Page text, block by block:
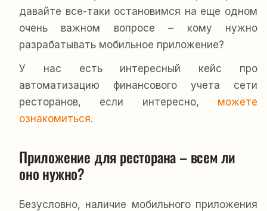
давайте все-таки остановимся на еще одном
очень важном вопросе – кому нужно
разрабатывать мобильное приложение?
У нас есть интересный кейс про
автоматизацию финансового учета сети
ресторанов, если интересно, можете
ознакомиться.
Приложение для ресторана – всем ли
оно нужно?
Безусловно, наличие мобильного приложения